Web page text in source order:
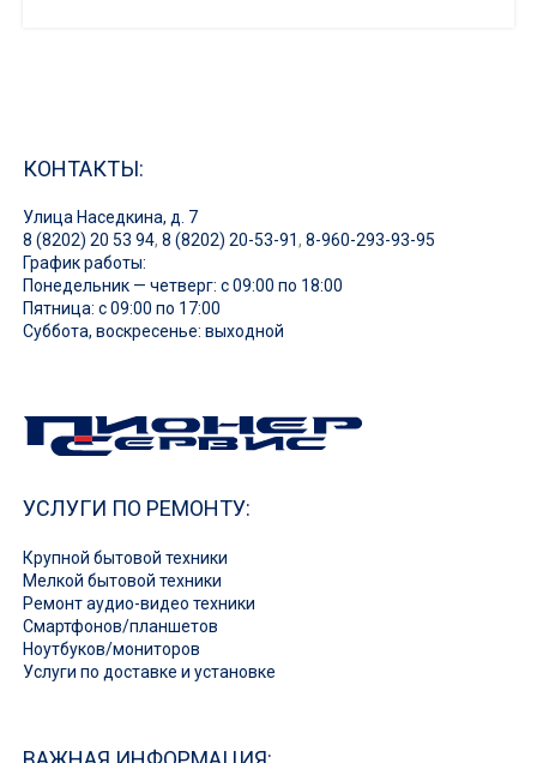
КОНТАКТЫ:
Улица Наседкина, д. 7
8 (8202) 20 53 94,8 (8202) 20-53-91,8-960-293-93-95
График работы:
Понедельник — четверг: с 09:00 по 18:00
Пятница: с 09:00 по 17:00
Суббота, воскресенье: выходной
УСЛУГИ ПО РЕМОНТУ:
Крупной бытовой техники
Мелкой бытовой техники
Ремонт аудио-видео техники
Смартфонов/планшетов
Ноутбуков/мониторов
Услуги по доставке и установке